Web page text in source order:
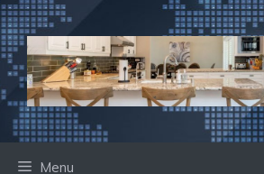
Ga
naar
de
inhoud
Menu